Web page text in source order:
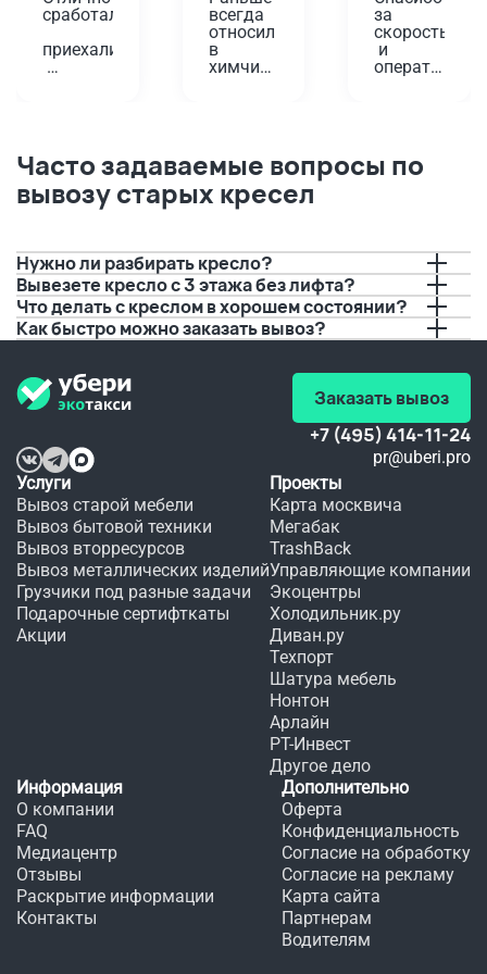
сработали,
приехали
старую
плиту.
Водитель
позвонил,
предупредил
о
времени
Спасибо!!!
всегда
относил
в
химчистку
так
далеко.
А тут
с
вывозом.
И это
очень
удобно,
а
за
скорость
и
юбилей,
буквально
за пару
дней до
события.
Если бы
не вы,
видать
мне
платья
в этот
день.
Часто задаваемые вопросы по
вывозу старых кресел
Нужно ли разбирать кресло?
Вывезете кресло с 3 этажа без лифта?
Что делать с креслом в хорошем состоянии?
Как быстро можно заказать вывоз?
Заказать вывоз
+7 (495) 414-11-24
pr@uberi.pro
Услуги
Вывоз старой мебели
Вывоз бытовой техники
Вывоз вторресурсов
Вывоз металлических изделий
Грузчики под разные задачи
Подарочные сертифткаты
Акции
Проекты
Карта москвича
Мегабак
TrashBack
Управляющие компании
Экоцентры
Холодильник.ру
Диван.ру
Техпорт
Шатура мебель
Нонтон
Арлайн
РТ-Инвест
Другое дело
Информация
О компании
FAQ
Медиацентр
Отзывы
Раскрытие информации
Контакты
Дополнительно
Оферта
Конфиденциальность
Согласие на обработку
Согласие на рекламу
Карта сайта
Партнерам
Водителям